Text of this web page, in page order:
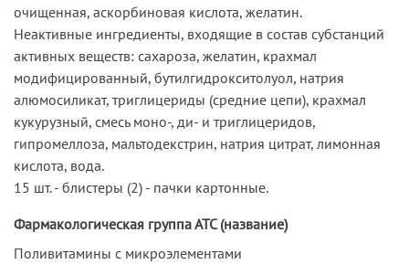
очищенная, аскорбиновая кислота, желатин.
Неактивные ингредиенты, входящие в состав субстанций
активных веществ: сахароза, желатин, крахмал
модифицированный, бутилгидрокситолуол, натрия
алюмосиликат, триглицериды (средние цепи), крахмал
кукурузный, смесь моно-, ди- и триглицеридов,
гипромеллоза, мальтодекстрин, натрия цитрат, лимонная
кислота, вода.
15 шт. - блистеры (2) - пачки картонные.
Фармакологическая группа АТС (название)
Поливитамины с микроэлементами